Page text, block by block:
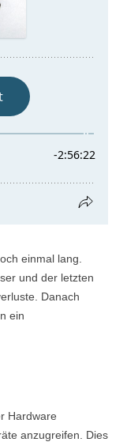
einmal lang.
und der letzten
Danach
ein
Hardware
anzugreifen. Dies